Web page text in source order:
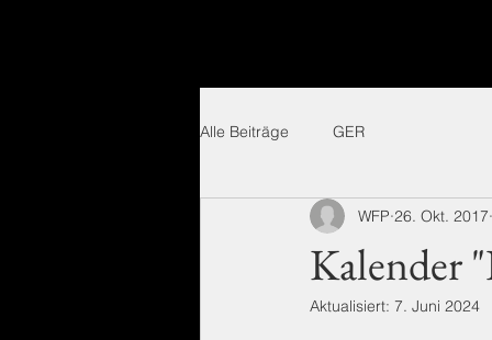
Alle Beiträge GER
Kalender
WFP 26. Okt. 2017
Aktualisiert: 7. Juni 2024